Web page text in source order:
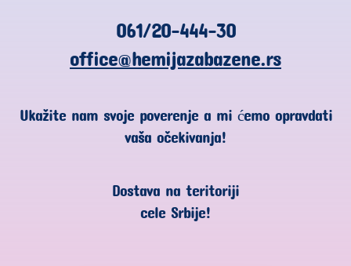
061/20-444-30
office@hemijazabazene.rs
Ukažite nam svoje poverenje a mi ćemo opravdati
vaša očekivanja!
Dostava na teritoriji
cele Srbije!